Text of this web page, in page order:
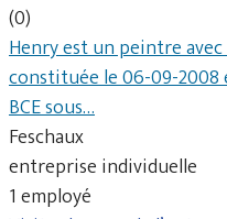
(0)
Henry est un peintre
constituée le 06-09-2008
BCE sous…
Feschaux
entreprise individuelle
1 employé